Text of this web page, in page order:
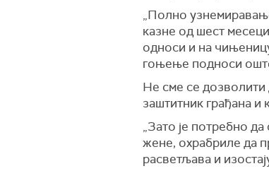
„Полно
казне од шест
односи и на
гоњење подноси
Не сме се дозволити
заштитник грађана и
„Зато је потребно
жене, охрабриле да
расветљава и